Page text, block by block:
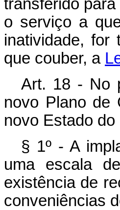
transferido
o serviço a
inatividade, for
que couber, a
Art. 18 - No
novo Plano de
novo Estado
§ 1º - A
uma escala
existência de
conveniências